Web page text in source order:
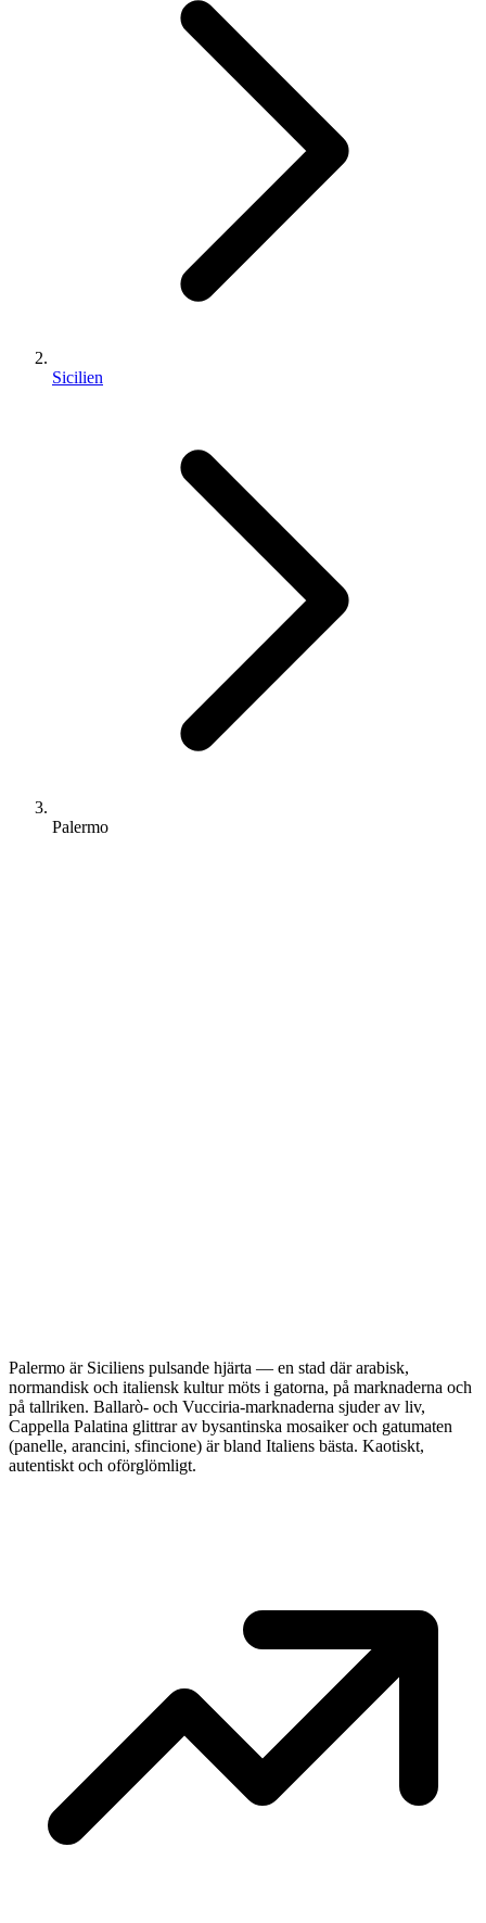
Sicilien
Palermo
Palermo är Siciliens pulsande hjärta — en stad där arabisk,
normandisk och italiensk kultur möts i gatorna, på marknaderna och
på tallriken. Ballarò- och Vucciria-marknaderna sjuder av liv,
Cappella Palatina glittrar av bysantinska mosaiker och gatumaten
(panelle, arancini, sfincione) är bland Italiens bästa. Kaotiskt,
autentiskt och oförglömligt.